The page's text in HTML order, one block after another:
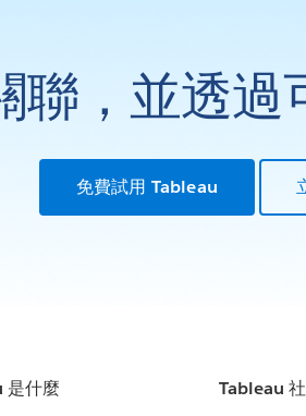
，並透過
免費試用 Tableau
是什麼 Tableau